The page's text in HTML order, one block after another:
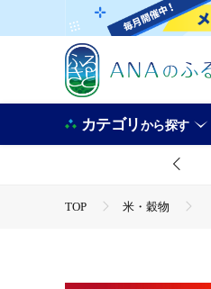
カテゴリから探す
TOP 米・穀物